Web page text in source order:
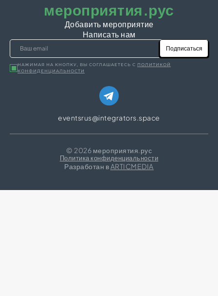
мероприятия.рус
Добавить мероприятие
Написать нам
Подписаться
НАЖИМАЯ НА КНОПКУ, ВЫ СОГЛАШАЕТЕСЬ С ПОЛИТИКОЙ
КОНФИДЕНЦИАЛЬНОСТИ
eventsrus@integrators.space
© 2026 мероприятия.рус
Политика конфиденциальности
Разработан вARTICMEDIA